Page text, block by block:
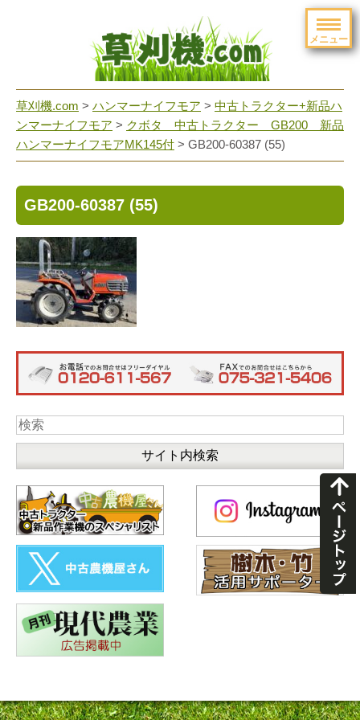
メニュー
草刈機.com > ハンマーナイフモア > 中古トラクター+新品ハ
ンマーナイフモア > クボタ 中古トラクター GB200 新品
ハンマーナイフモアMK145付 > GB200‐60387 (55)
GB200‐60387 (55)